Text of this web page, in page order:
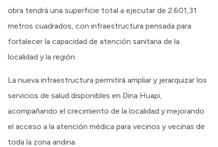
obra tendrá una superficie total a ejecutar de 2.601,31
metros cuadrados, con infraestructura pensada para
fortalecer la capacidad de atención sanitaria de la
localidad y la región.
La nueva infraestructura permitirá ampliar y jerarquizar los
servicios de salud disponibles en Dina Huapi,
acompañando el crecimiento de la localidad y mejorando
el acceso a la atención médica para vecinos y vecinas de
toda la zona andina.